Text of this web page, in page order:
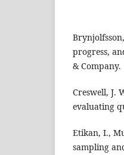
progress,
& Company.
Creswell, J.
evaluating
Etikan, I.,
sampling